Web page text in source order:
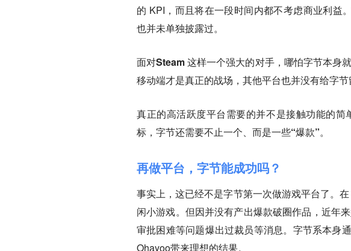
的 KPI，而且将在一段时间内都不考虑商业利益
也并未单独披露过。
面对Steam 这样一个强大的对手，哪怕字节本身
移动端才是真正的战场，其他平台也并没有给字节
真正的高活跃度平台需要的并不是接触功能的
标，字节还需要不止一个、而是一些“爆款”。
再做平台，字节能成功吗？
事实上，这已经不是字节第一次做游戏平台了。
闲小游戏。但因并没有产出爆款破圈作品，近年
审批困难等问题爆出过裁员等消息。字节系本身
Ohayoo带来理想的结果。